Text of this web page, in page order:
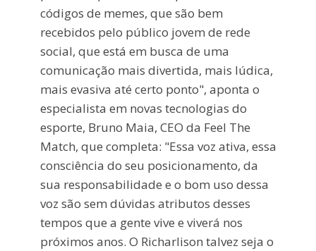
códigos de memes, que são bem
recebidos pelo público jovem de rede
social, que está em busca de uma
comunicação mais divertida, mais lúdica,
mais evasiva até certo ponto", aponta o
especialista em novas tecnologias do
esporte, Bruno Maia, CEO da Feel The
Match, que completa: "Essa voz ativa, essa
consciência do seu posicionamento, da
sua responsabilidade e o bom uso dessa
voz são sem dúvidas atributos desses
tempos que a gente vive e viverá nos
próximos anos. O Richarlison talvez seja o